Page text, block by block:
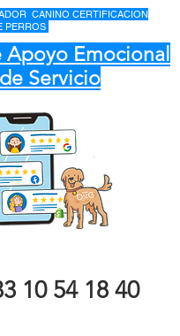
Apoyo Emocional
Servicio
entrenador de
domicilio qro ver
cdmx mty cdmx
adiestramiento
10 54 18 40
CANINO CERTIFICACION
PERROS